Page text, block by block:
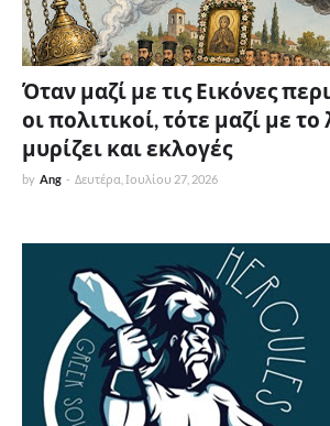
Όταν μαζί με τις Εικόνες
οι πολιτικοί, τότε μαζί με το
μυρίζει και εκλογές
by Ang - Δευτέρα, Ιουλίου 27, 2026